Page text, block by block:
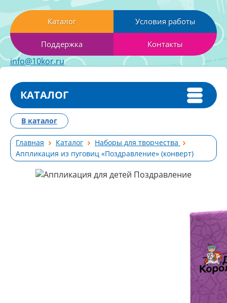
Каталог Условия работы
Поддержка Контакты
info@10kor.ru
КАТАЛОГ
Главная Каталог
Наборы для творчества
Аппликация из пуговиц «Поздравление» (конверт)
В каталог